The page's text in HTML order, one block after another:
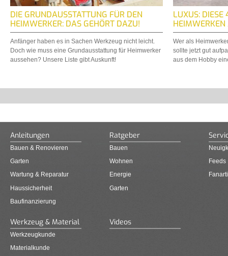
DIE GRUNDAUSSTATTUNG FÜR DEN
HEIMWERKER: DAS GEHÖRT DAZU!
Anfänger haben es in Sachen Werkzeug nicht leicht.
Doch wie muss eine Grundausstattung für Heimwerker
aussehen? Unsere Liste gibt Auskunft!
LUXUS: DIESE
Wer als
sollte jetzt gut
aus dem Hobby
Anleitungen
Bauen & Renovieren
Garten
Wartung & Reparatur
Haussicherheit
Baufinanzierung
Ratgeber
Bauen
Wohnen
Energie
Garten
Feeds
Werkzeug & Material
Werkzeugkunde
Materialkunde
Videos